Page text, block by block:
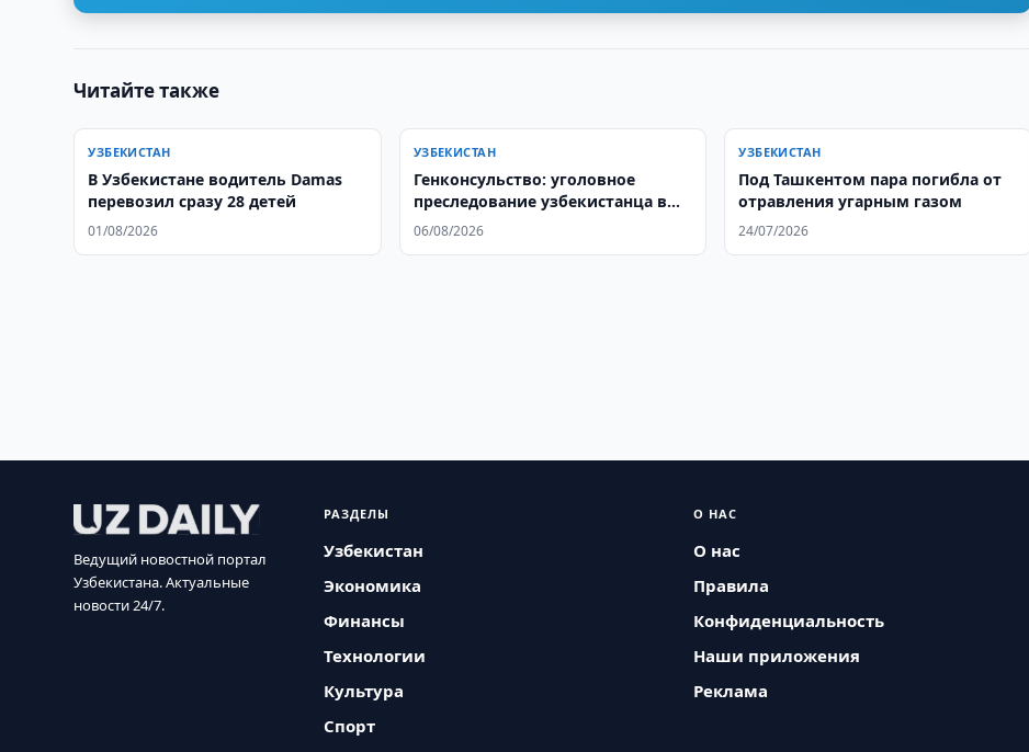
Читайте также
УЗБЕКИСТАН
В Узбекистане водитель Damas
перевозил сразу 28 детей
01/08/2026
УЗБЕКИСТАН
Генконсульство: уголовное
преследование узбекистанца в
РФ прекращено
06/08/2026
УЗБЕКИСТАН
Под Ташкентом пара погибла от
отравления угарным газом
24/07/2026
Ведущий новостной портал
Узбекистана. Актуальные
новости 24/7.
РАЗДЕЛЫ
Узбекистан
Экономика
Финансы
Технологии
Культура
Спорт
О НАС
О нас
Правила
Конфиденциальность
Наши приложения
Реклама